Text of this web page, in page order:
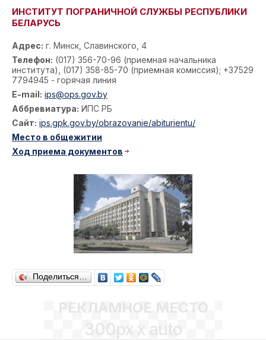
ИНСТИТУТ ПОГРАНИЧНОЙ СЛУЖБЫ РЕСПУБЛИКИ
БЕЛАРУСЬ
Адрес: г. Минск, Славинского, 4
Телефон: (017) 356-70-96 (приемная начальника
института), (017) 358-85-70 (приемная комиссия); +37529
7794945 - горячая линия
E-mail: ips@ops.gov.by
Аббревиатура: ИПС РБ
Сайт: ips.gpk.gov.by/obrazovanie/abiturientu/
Место в общежитии
Ход приема документов
Поделиться…
РЕКЛАМНОЕ МЕСТО
300px x auto